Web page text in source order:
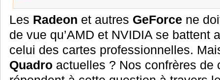
Les Radeon et autres GeForce ne
de vue qu’AMD et NVIDIA se battent
celui des cartes professionnelles.
Quadroactuelles ? Nos confrères de